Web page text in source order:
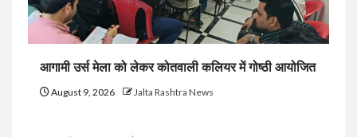
आगामी उर्स मेला को लेकर कोतवाली कलियर में गोष्ठी आयोजित
August 9, 2026 Jalta Rashtra News